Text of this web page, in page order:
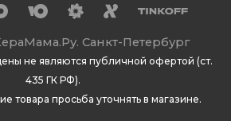
Санкт-Петербург
не являются публичной офертой (ст.
435 ГК РФ).
товара просьба уточнять в магазине.